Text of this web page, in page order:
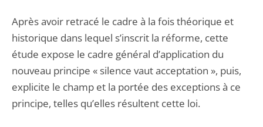
Après avoir retracé le cadre à la fois théorique et
historique dans lequel s’inscrit la réforme, cette
étude expose le cadre général d’application du
nouveau principe « silence vaut acceptation », puis,
explicite le champ et la portée des exceptions à ce
principe, telles qu’elles résultent cette loi.